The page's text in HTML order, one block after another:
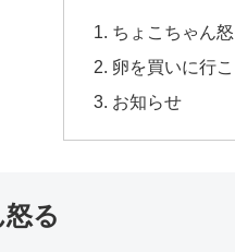
ちょこちゃん
卵を買いに行
お知らせ
る